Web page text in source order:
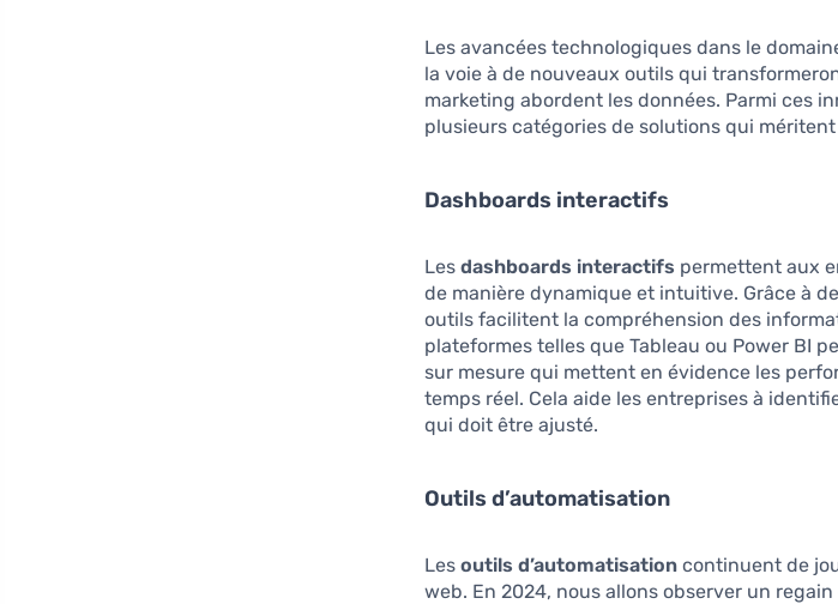
Les avancées technologiques dans le
la voie à de nouveaux outils qui
marketing abordent les données. Parmi ces
plusieurs catégories de solutions qui
Dashboards interactifs
Lesdashboards interactifs permettent aux
de manière dynamique et intuitive. Grâce à
outils facilitent la compréhension des
plateformes telles que Tableau ou Power BI
sur mesure qui mettent en évidence les
temps réel. Cela aide les entreprises à
qui doit être ajusté.
Outils d’automatisation
Lesoutils d’automatisation continuent de
web. En 2024, nous allons observer un